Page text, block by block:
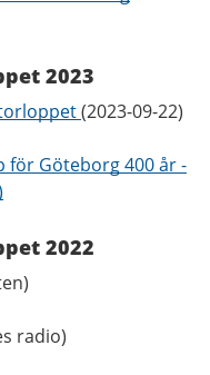
2023
(2023-09-22)
Göteborg 400 år -
2022
radio)